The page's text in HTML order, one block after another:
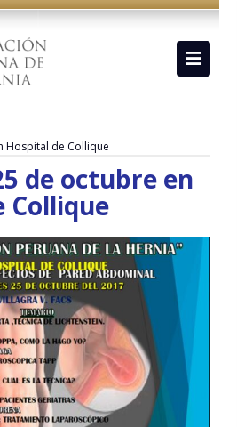
Hospital de Collique
de octubre en
Collique